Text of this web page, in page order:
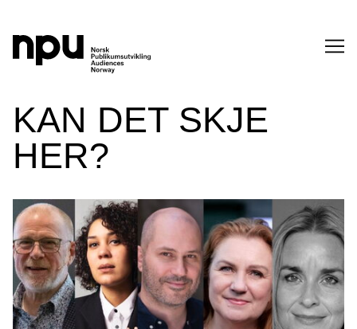
SØK
SØK →
KAN DET SKJE
HER?